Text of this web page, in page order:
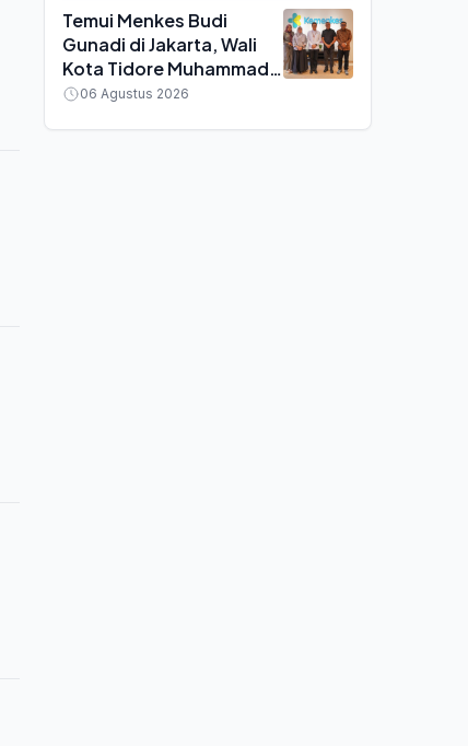
Temui Menkes Budi
Gunadi di Jakarta, Wali
Kota Tidore Muhammad
Sinen Bawa Sejumlah
06 Agustus 2026